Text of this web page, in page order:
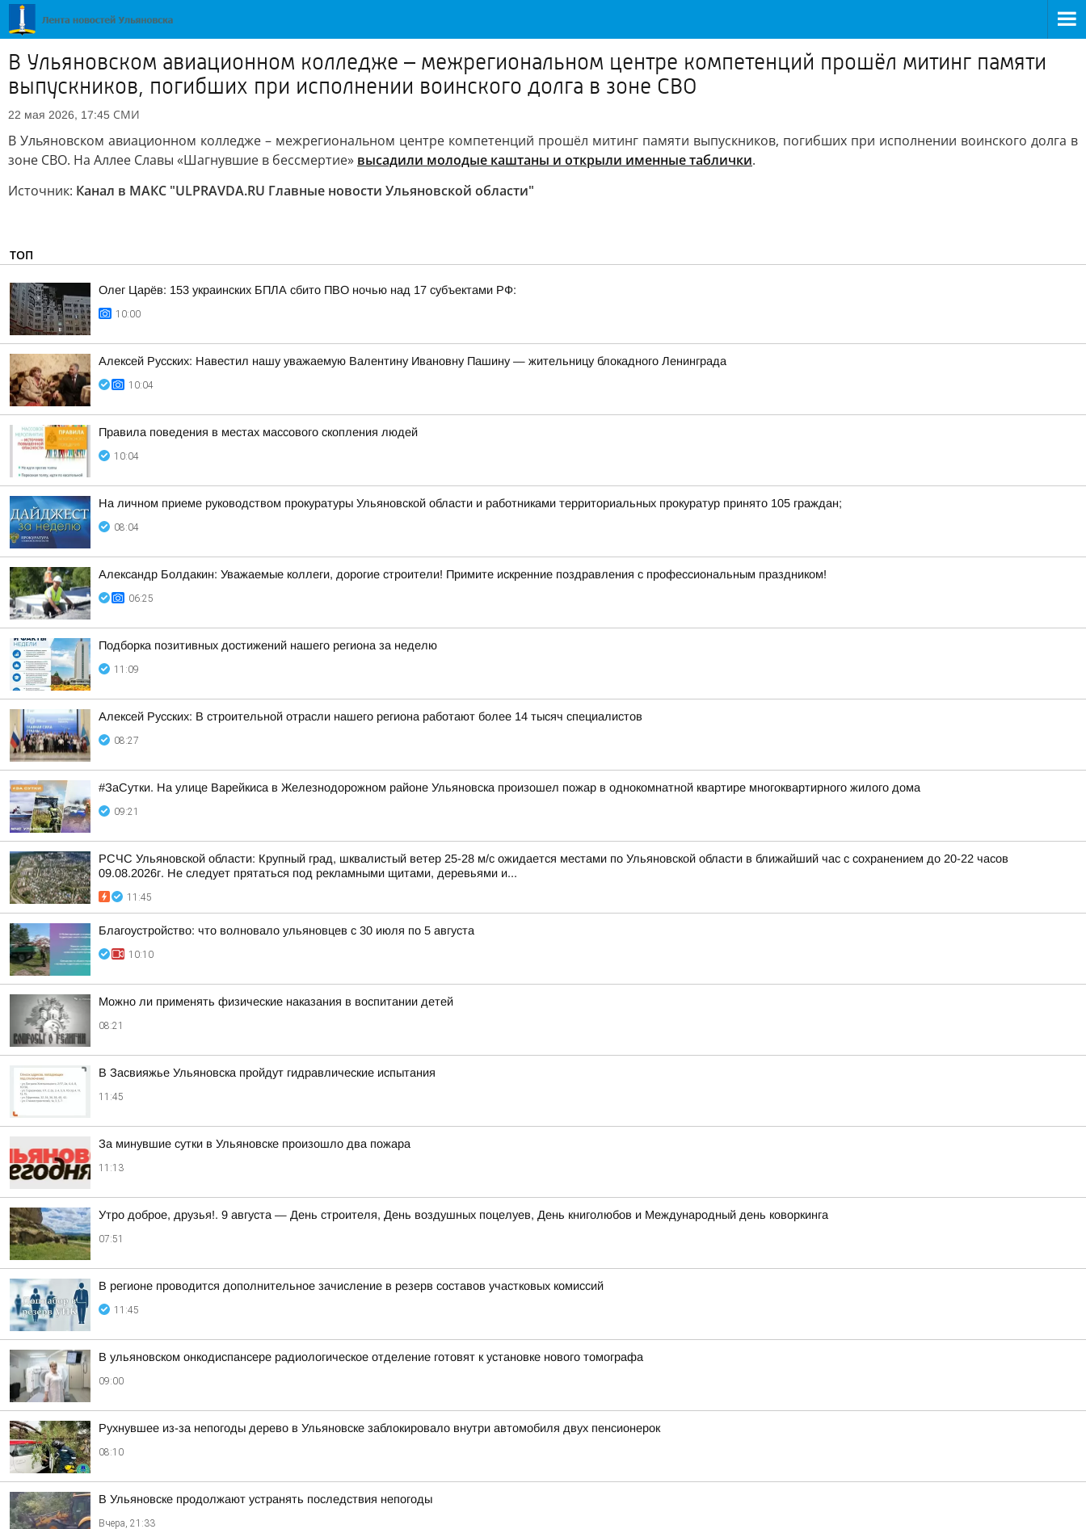
В Ульяновском авиационном колледже – межрегиональном центре компетенций прошёл митинг памяти
выпускников, погибших при исполнении воинского долга в зоне СВО
22 мая 2026, 17:45 СМИ
В Ульяновском авиационном колледже – межрегиональном центре компетенций прошёл митинг памяти выпускников, погибших при исполнении воинского долга в
зоне СВО. На Аллее Славы «Шагнувшие в бессмертие» высадили молодые каштаны и открыли именные таблички.
Источник: Канал в МАКС "ULPRAVDA.RU Главные новости Ульяновской области"
ТОП
Олег Царёв: 153 украинских БПЛА сбито ПВО ночью над 17 субъектами РФ:
10:00
Алексей Русских: Навестил нашу уважаемую Валентину Ивановну Пашину — жительницу блокадного Ленинграда
10:04
Правила поведения в местах массового скопления людей
10:04
На личном приеме руководством прокуратуры Ульяновской области и работниками территориальных прокуратур принято 105 граждан;
08:04
Александр Болдакин: Уважаемые коллеги, дорогие строители! Примите искренние поздравления с профессиональным праздником!
06:25
Подборка позитивных достижений нашего региона за неделю
11:09
Алексей Русских: В строительной отрасли нашего региона работают более 14 тысяч специалистов
08:27
#ЗаСутки. На улице Варейкиса в Железнодорожном районе Ульяновска произошел пожар в однокомнатной квартире многоквартирного жилого дома
09:21
РСЧС Ульяновской области: Крупный град, шквалистый ветер 25-28 м/с ожидается местами по Ульяновской области в ближайший час с сохранением до 20-22 часов
09.08.2026г. Не следует прятаться под рекламными щитами, деревьями и...
11:45
Благоустройство: что волновало ульяновцев с 30 июля по 5 августа
10:10
Можно ли применять физические наказания в воспитании детей
08:21
В Засвияжье Ульяновска пройдут гидравлические испытания
11:45
За минувшие сутки в Ульяновске произошло два пожара
11:13
Утро доброе, друзья!. 9 августа — День строителя, День воздушных поцелуев, День книголюбов и Международный день коворкинга
07:51
В регионе проводится дополнительное зачисление в резерв составов участковых комиссий
11:45
В ульяновском онкодиспансере радиологическое отделение готовят к установке нового томографа
09:00
Рухнувшее из-за непогоды дерево в Ульяновске заблокировало внутри автомобиля двух пенсионерок
08:10
В Ульяновске продолжают устранять последствия непогоды
Вчера, 21:33